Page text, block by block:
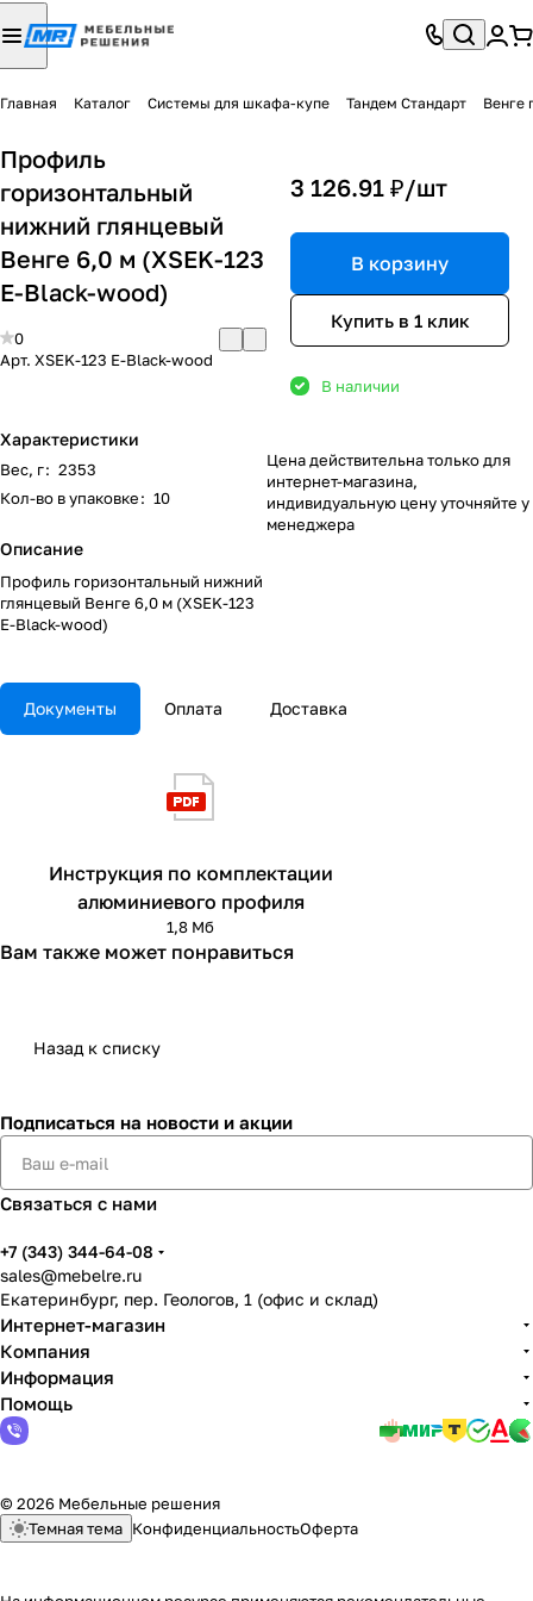
Главная Каталог Системы для шкафа-купе Тандем Стандарт Венге
Профиль
горизонтальный
нижний глянцевый
Венге 6,0 м (XSEK-123
E-Black-wood)
0
Арт. XSEK-123 E-Black-wood
Характеристики
Вес, г: 2353
Кол-во в упаковке: 10
Описание
Профиль горизонтальный нижний
глянцевый Венге 6,0 м (XSEK-123
E-Black-wood)
3 126.91 ₽/шт
В корзину
Купить в 1 клик
В наличии
Цена действительна только для
интернет-магазина,
индивидуальную цену уточняйте у
менеджера
Документы Оплата Доставка
Инструкция по комплектации
алюминиевого профиля
1,8 Мб
Вам также может понравиться
Назад к списку
Подписаться на новости и акции
Связаться с нами
+7 (343) 344-64-08
sales@mebelre.ru
Екатеринбург, пер. Геологов, 1 (офис и склад)
Интернет-магазин
Компания
Информация
Помощь
© 2026 Мебельные решения
Темная тема КонфиденциальностьОферта